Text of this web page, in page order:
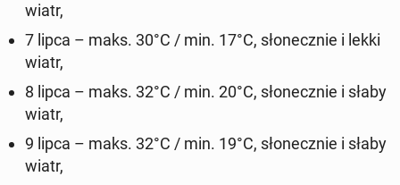
wiatr,
7 lipca – maks. 30°C / min. 17°C, sło­necz­nie i lekki
wiatr,
8 lipca – maks. 32°C / min. 20°C, sło­necz­nie i słaby
wiatr,
9 lipca – maks. 32°C / min. 19°C, sło­necz­nie i słaby
wiatr,